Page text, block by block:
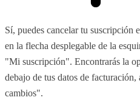
Sí, puedes cancelar tu suscripción
en la flecha desplegable de la
"Mi suscripción". Encontrarás la
debajo de tus datos de
cambios".